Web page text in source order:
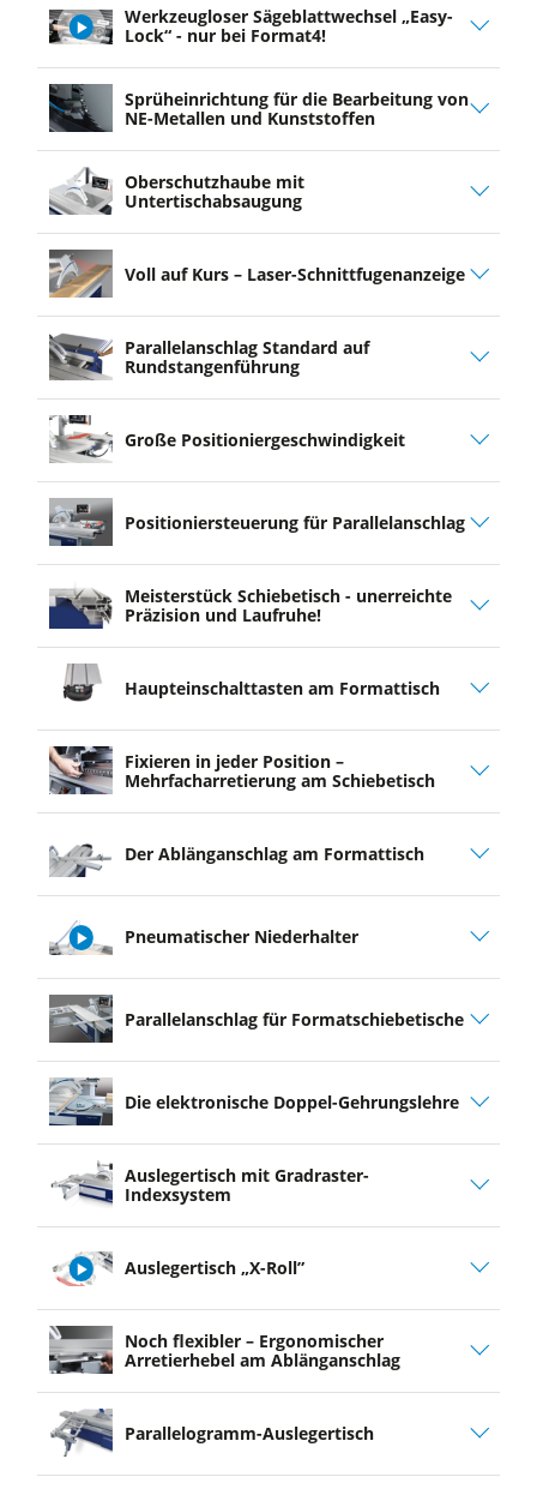
play
video
Werkzeugloser Sägeblattwechsel „Easy-
Lock“ - nur bei Format4!
Sprüheinrichtung für die Bearbeitung von
NE-Metallen und Kunststoffen
Oberschutzhaube mit
Untertischabsaugung
Voll auf Kurs – Laser-Schnittfugenanzeige
Parallelanschlag Standard auf
Rundstangenführung
Große Positioniergeschwindigkeit
Positioniersteuerung für Parallelanschlag
Meisterstück Schiebetisch - unerreichte
Präzision und Laufruhe!
Haupteinschalttasten am Formattisch
Fixieren in jeder Position –
Mehrfacharretierung am Schiebetisch
Der Ablänganschlag am ­Formattisch
play
video
Pneumatischer Niederhalter
Parallelanschlag für Formatschiebetische
Die elektronische Doppel-Gehrungslehre
Auslegertisch mit Gradraster-
Indexsystem
play
video
Auslegertisch „X-Roll”
Noch flexibler – Ergonomischer
Arretierhebel am Ablänganschlag
Parallelogramm-Auslegertisch